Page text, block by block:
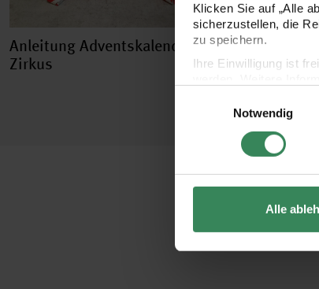
Klicken Sie auf „Alle
sicherzustellen, die
zu speichern.
Ihre Einwilligung ist
Impressum
Notwendig
Alle
Anleitung Adventskalender
Zirkus